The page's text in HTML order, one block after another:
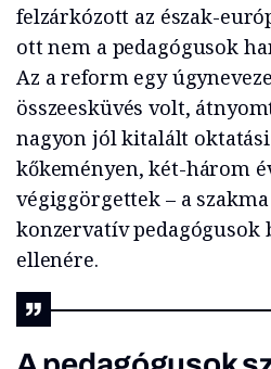
felzárkózott az észak-
ott nem a pedagógusok
Az a reform egy
összeesküvés volt,
nagyon jól kitalált
kőkeményen, két-három
végiggörgettek – a
konzervatív pedagógusok
ellenére.